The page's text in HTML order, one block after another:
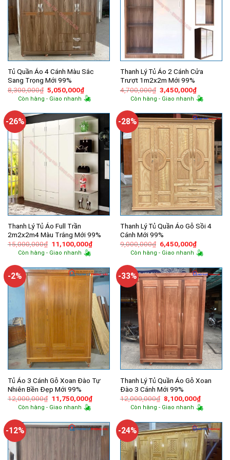
Tủ Quần Áo 4 Cánh Màu Sắc
Sang Trọng Mới 99%
8,300,000₫ Giá
gốc
là:
5,050,000₫Giá
hiện
tại
5,050,000₫.
Còn hàng - Giao nhanh
Thanh Lý Tủ Áo 2 Cánh Cửa
Trượt 1m2x2m Mới 99%
4,700,000₫ Giá
gốc
là:
3,450,000₫Giá
hiện
tại
Còn hàng - Giao nhanh
-26%
Thanh Lý Tủ Áo Full Trần
2m2x2m4 Màu Trắng Mới 99%
15,000,000₫ Giá
gốc
là:
11,100,000₫Giá
hiện
11,100,000₫.
Còn hàng - Giao nhanh
-28%
Thanh Lý Tủ Quần Áo Gỗ Sồi 4
Cánh Mới 99%
9,000,000₫ Giá
gốc
là:
6,450,000₫Giá
hiện
tại
Còn hàng - Giao nhanh
-2%
Tủ Áo 3 Cánh Gỗ Xoan Đào Tự
Nhiên Bền Đẹp Mới 99%
12,000,000₫ Giá
gốc
là:
11,750,000₫Giá
hiện
11,750,000₫.
Còn hàng - Giao nhanh
-33%
Thanh Lý Tủ Quần Áo Gỗ Xoan
Đào 3 Cánh Mới 99%
12,000,000₫ Giá
gốc
là:
8,100,000₫Giá
hiện
tại
Còn hàng - Giao nhanh
-12% -24%